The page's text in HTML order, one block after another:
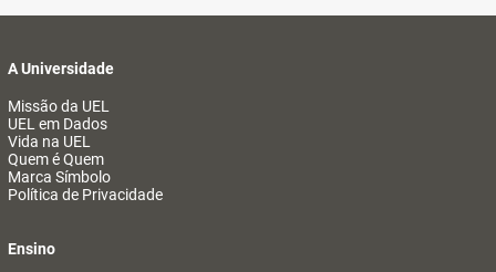
A Universidade
Missão da UEL
UEL em Dados
Vida na UEL
Quem é Quem
Marca Símbolo
Política de Privacidade
Ensino